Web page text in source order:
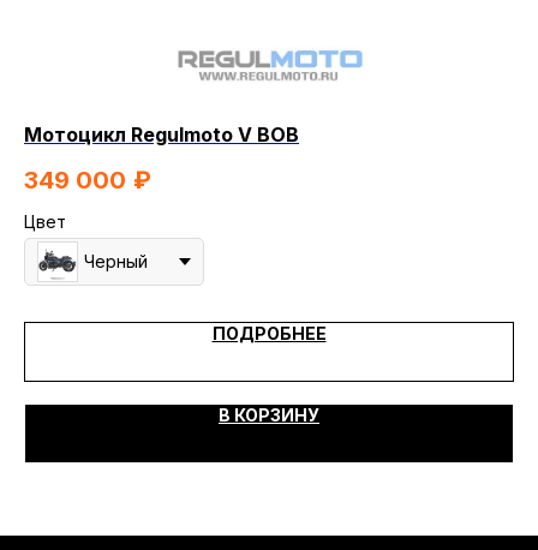
Мотоцикл Regulmoto V BOB
349 000 ₽
Цвет
Черный
ПОДРОБНЕЕ
В КОРЗИНУ